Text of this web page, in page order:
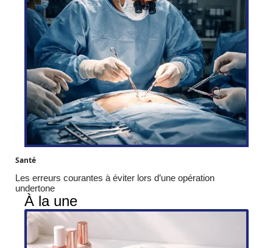
Santé
Les erreurs courantes à éviter lors d’une opération
undertone
À la une